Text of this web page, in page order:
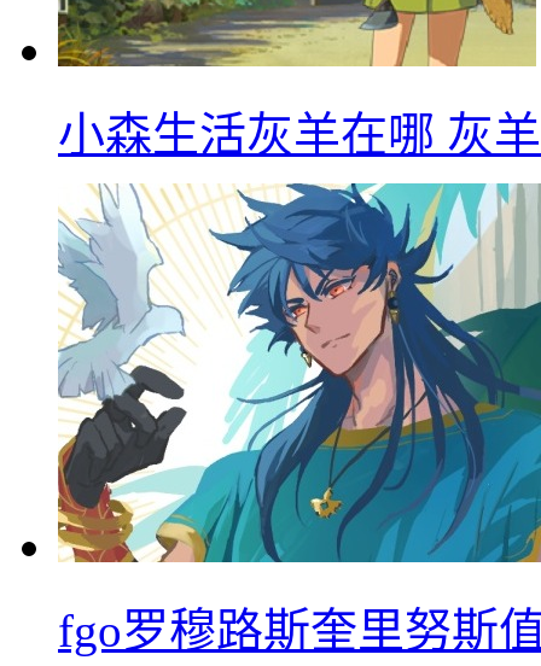
小森生活灰羊在哪 灰
fgo罗穆路斯奎里努斯